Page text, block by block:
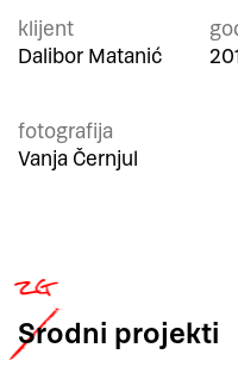
klijent
Dalibor Matanić
fotografija
Vanja Černjul
Srodni projekti